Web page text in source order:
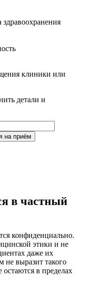
клиники или
детали и
на приём
в частный
конфиденциально.
этики и не
даже их
выразит такого
в пределах